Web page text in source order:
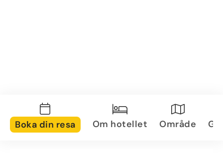
Boka din resa Om hotellet Område